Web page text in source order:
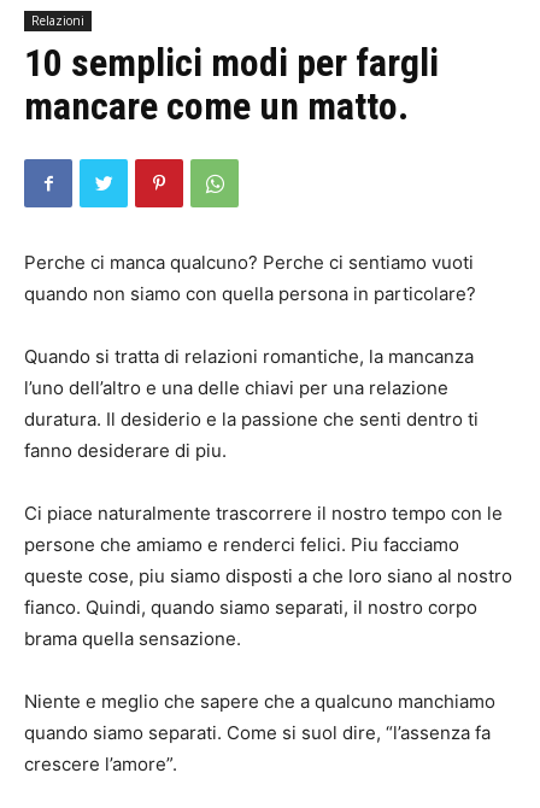
Relazioni
10 semplici modi per fargli
mancare come un matto.
Perche ci manca qualcuno? Perche ci sentiamo vuoti
quando non siamo con quella persona in particolare?
Quando si tratta di relazioni romantiche, la mancanza
l’uno dell’altro e una delle chiavi per una relazione
duratura. Il desiderio e la passione che senti dentro ti
fanno desiderare di piu.
Ci piace naturalmente trascorrere il nostro tempo con le
persone che amiamo e renderci felici. Piu facciamo
queste cose, piu siamo disposti a che loro siano al nostro
fianco. Quindi, quando siamo separati, il nostro corpo
brama quella sensazione.
Niente e meglio che sapere che a qualcuno manchiamo
quando siamo separati. Come si suol dire, “l’assenza fa
crescere l’amore”.